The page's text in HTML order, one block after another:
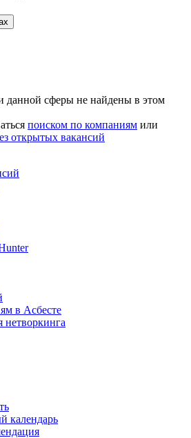
сферы не найдены в этом
поиском по компаниям или
открытых вакансий
в Асбесте
нетворкинга
календарь